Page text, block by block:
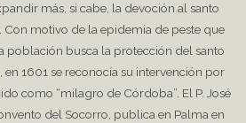
más, si cabe, la devoción al santo
Con motivo de la epidemia de peste que
población busca la protección del santo
1601 se reconocía su intervención por
como “milagro de Córdoba”. El P. José
del Socorro, publica en Palma en